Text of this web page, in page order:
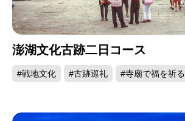
澎湖文化古跡二日コース
#戦地文化 #古跡巡礼 #寺廟で福を祈る